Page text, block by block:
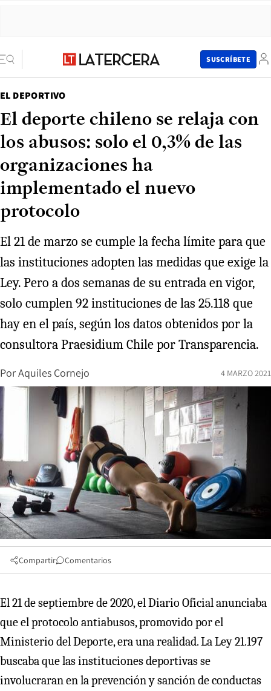
SUSCRÍBETE
EL DEPORTIVO
El deporte chileno se relaja con
los abusos: solo el 0,3% de las
organizaciones ha
implementado el nuevo
protocolo
El 21 de marzo se cumple la fecha límite para que
las instituciones adopten las medidas que exige la
Ley. Pero a dos semanas de su entrada en vigor,
solo cumplen 92 instituciones de las 25.118 que
hay en el país, según los datos obtenidos por la
consultora Praesidium Chile por Transparencia.
PorAquiles Cornejo 4 MARZO 2021
Compartir Comentarios
El 21 de septiembre de 2020, el Diario Oficial anunciaba
que el protocolo antiabusos, promovido por el
Ministerio del Deporte, era una realidad. La Ley 21.197
buscaba que las instituciones deportivas se
involucraran en la prevención y sanción de conductas